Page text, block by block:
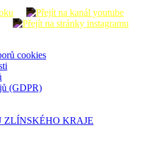
cookies
(GDPR)
ZLÍNSKÉHO KRAJE